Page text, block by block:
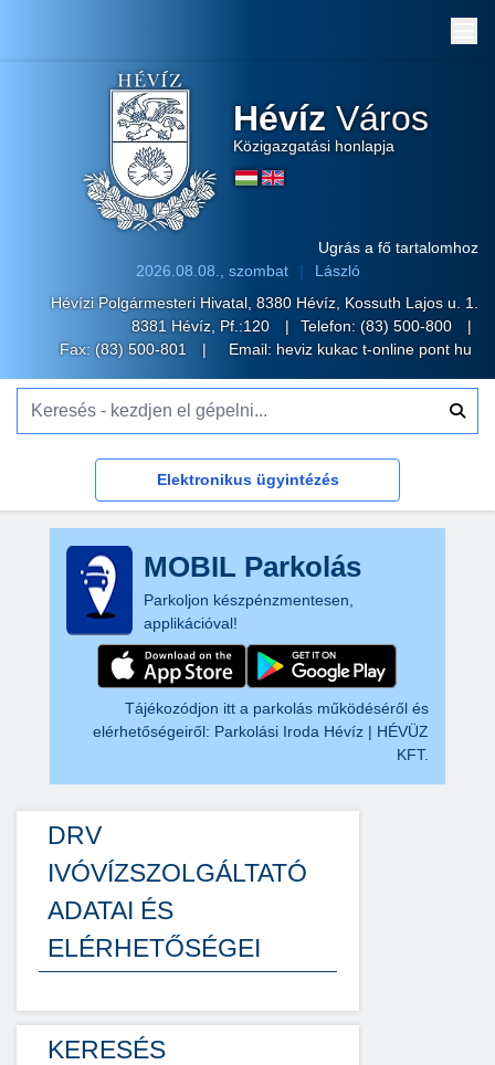
Hévíz Város
Közigazgatási honlapja
Ugrás a fő tartalomhoz
2026.08.08., szombat
László
Hévízi Polgármesteri Hivatal, 8380 Hévíz, Kossuth Lajos u. 1.
8381 Hévíz, Pf.:120
Telefon: (83) 500-800
Fax: (83) 500-801
Email: heviz kukac t-online pont hu
Elektronikus ügyintézés
MOBIL Parkolás
Parkoljon készpénzmentesen,
applikációval!
Tájékozódjon itt a parkolás működéséről és
elérhetőségeiről: Parkolási Iroda Hévíz | HÉVÜZ
KFT.
DRV
IVÓVÍZSZOLGÁLTATÓ
ADATAI ÉS
ELÉRHETŐSÉGEI
KERESÉS